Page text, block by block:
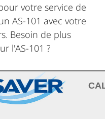
votre service de
AS-101 avec votre
Besoin de plus
l'AS-101 ?